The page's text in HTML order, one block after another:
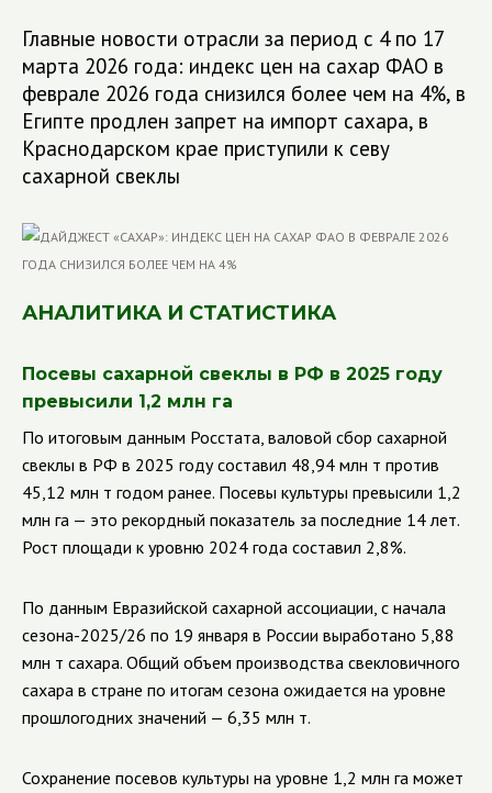
Главные новости отрасли за период с 4 по 17
марта 2026 года: индекс цен на сахар ФАО в
феврале 2026 года снизился более чем на 4%, в
Египте продлен запрет на импорт сахара, в
Краснодарском крае приступили к севу
сахарной свеклы
АНАЛИТИКА И СТАТИСТИКА
Посевы сахарной свеклы в РФ в 2025 году
превысили 1,2 млн га
По итоговым данным Росстата, валовой сбор сахарной
свеклы в РФ в 2025 году составил 48,94 млн т против
45,12 млн т годом ранее. Посевы культуры превысили 1,2
млн га — это рекордный показатель за последние 14 лет.
Рост площади к уровню 2024 года составил 2,8%.
По данным Евразийской сахарной ассоциации, с начала
сезона-2025/26 по 19 января в России выработано 5,88
млн т сахара. Общий объем производства свекловичного
сахара в стране по итогам сезона ожидается на уровне
прошлогодних значений — 6,35 млн т.
Сохранение посевов культуры на уровне 1,2 млн га может